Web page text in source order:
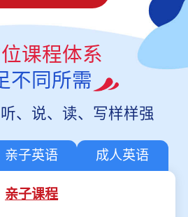
课程体系
不同所需
、说、读、写样样强
亲子英语 成人英语
亲子课程